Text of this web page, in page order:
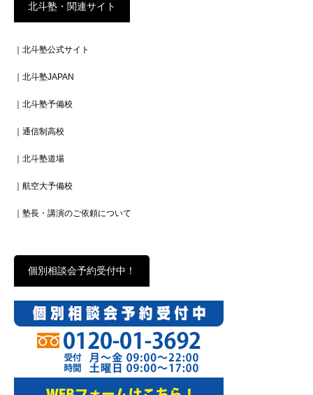
北斗塾・関連サイト
｜北斗塾公式サイト
｜北斗塾JAPAN
｜北斗塾予備校
｜通信制高校
｜北斗塾道場
｜航空大予備校
｜塾長・講演のご依頼について
個別相談会予約受付中！